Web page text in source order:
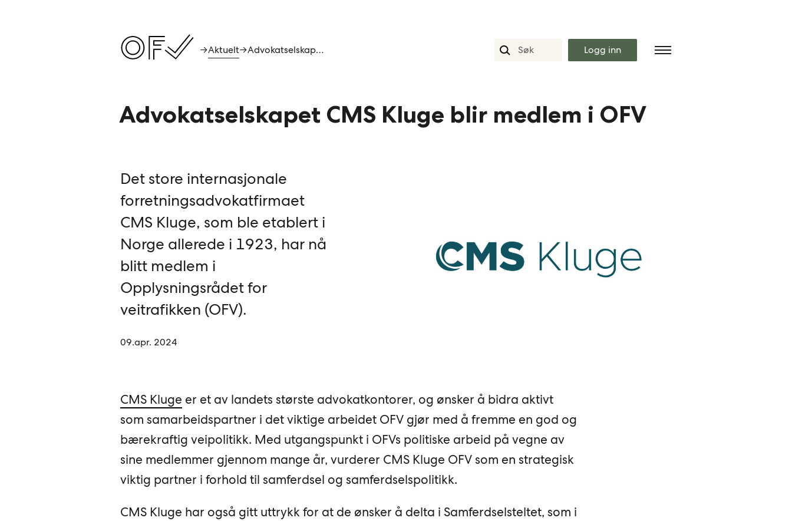
→Aktuelt→ Advokatselskapet cms kluge blir medlem i ofv Logg inn
Advokatselskapet CMS Kluge blir medlem i OFV
Det store internasjonale
forretningsadvokatfirmaet
CMS Kluge, som ble etablert i
Norge allerede i 1923, har nå
blitt medlem i
Opplysningsrådet for
veitrafikken (OFV).
09.apr. 2024
CMS Kluge er et av landets største advokatkontorer, og ønsker å bidra aktivt
som samarbeidspartner i det viktige arbeidet OFV gjør med å fremme en god og
bærekraftig veipolitikk. Med utgangspunkt i OFVs politiske arbeid på vegne av
sine medlemmer gjennom mange år, vurderer CMS Kluge OFV som en strategisk
viktig partner i forhold til samferdsel og samferdselspolitikk.
CMS Kluge har også gitt uttrykk for at de ønsker å delta i Samferdselsteltet, som i